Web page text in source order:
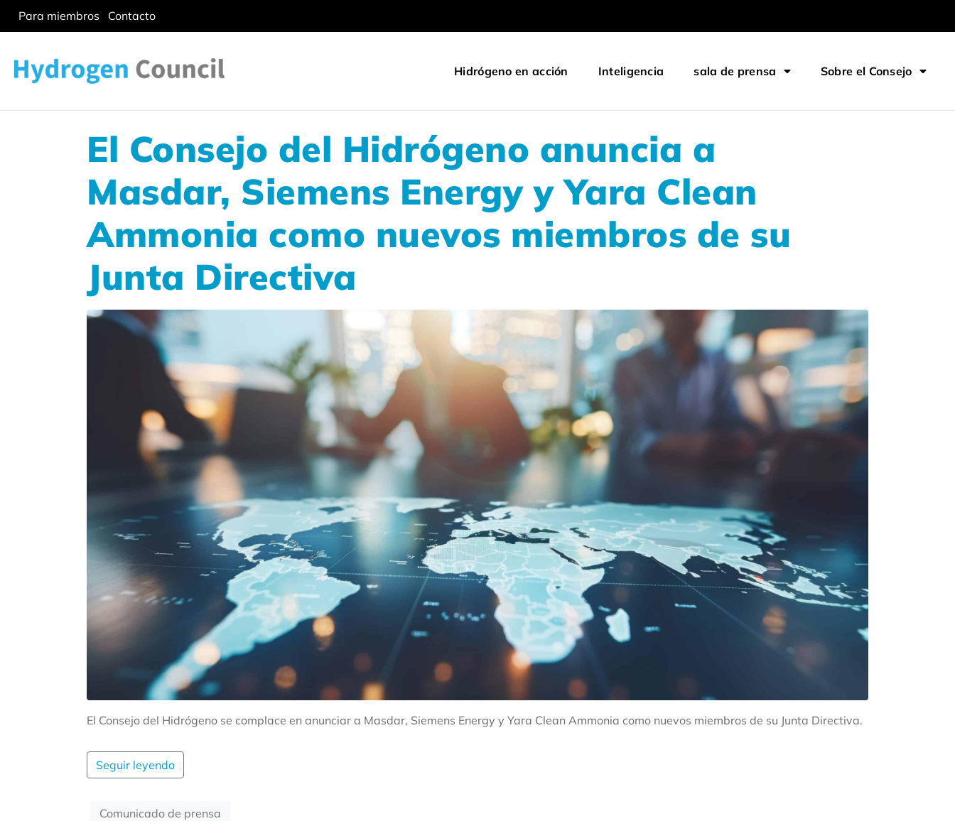
Para miembros Contacto
Hidrógeno en acción Inteligencia sala de prensa Sobre el Consejo
El Consejo del Hidrógeno anuncia a
Masdar, Siemens Energy y Yara Clean
Ammonia como nuevos miembros de su
Junta Directiva
El Consejo del Hidrógeno se complace en anunciar a Masdar, Siemens Energy y Yara Clean Ammonia como nuevos miembros de su Junta Directiva.
Seguir leyendo
Comunicado de prensa